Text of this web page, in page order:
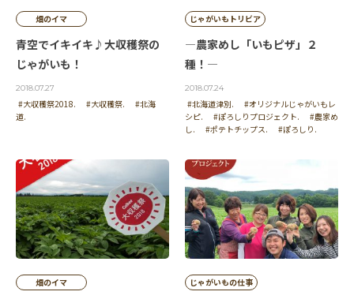
畑のイマ
青空でイキイキ♪大収穫祭の
じゃがいも！
2018.07.27
#大収穫祭2018. #大収穫祭.
#北海
道.
じゃがいもトリビア
―農家めし「いもピザ」２
種！―
2018.07.24
#北海道津別.
#オリジナルじゃがいもレ
シピ.
#ぽろしりプロジェクト.
#農家め
し.
#ポテトチップス. #ぽろしり.
畑のイマ じゃがいもの仕事